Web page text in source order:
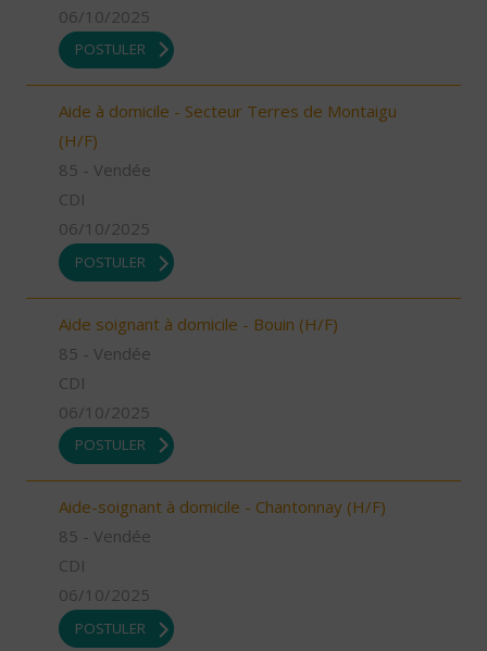
06/10/2025
POSTULER
Aide à domicile - Secteur Terres de Montaigu
(H/F)
85 - Vendée
CDI
06/10/2025
POSTULER
Aide soignant à domicile - Bouin (H/F)
85 - Vendée
CDI
06/10/2025
POSTULER
Aide-soignant à domicile - Chantonnay (H/F)
85 - Vendée
CDI
06/10/2025
POSTULER